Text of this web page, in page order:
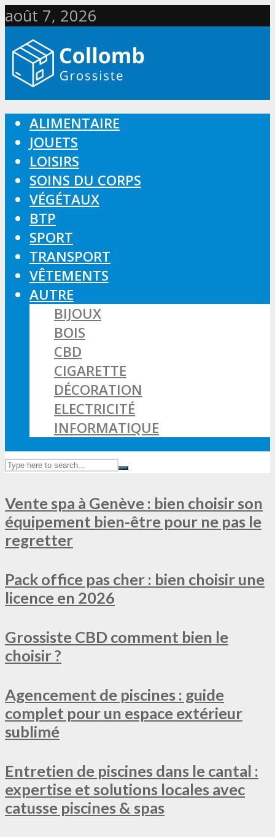
août 7, 2026
ALIMENTAIRE
JOUETS
LOISIRS
SOINS DU CORPS
VÉGÉTAUX
BTP
SPORT
TRANSPORT
VÊTEMENTS
AUTRE
BIJOUX
BOIS
CBD
CIGARETTE
DÉCORATION
ELECTRICITÉ
INFORMATIQUE
Vente spa à Genève : bien choisir son
équipement bien-être pour ne pas le
regretter
Pack office pas cher : bien choisir une
licence en 2026
Grossiste CBD comment bien le
choisir ?
Agencement de piscines : guide
complet pour un espace extérieur
sublimé
Entretien de piscines dans le cantal :
expertise et solutions locales avec
catusse piscines & spas